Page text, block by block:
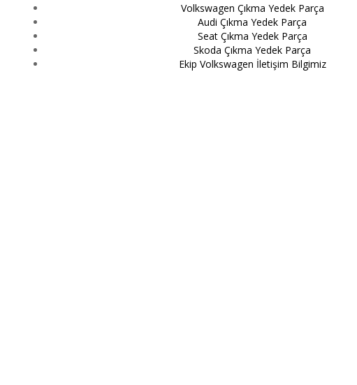
Volkswagen Çıkma Yedek Parça
Audi Çıkma Yedek Parça
Seat Çıkma Yedek Parça
Skoda Çıkma Yedek Parça
Ekip Volkswagen İletişim Bilgimiz